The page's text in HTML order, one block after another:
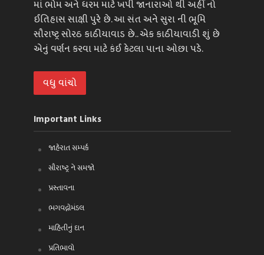
માં ભોમ અને ધરમ માટે ખપી જાનારાઓ થી અહીં નો
ઈતિહાસ સાક્ષી પુરે છે. આ સંત અને સુરા ની ભૂમિ
સૌરાષ્ટ્ર સોરઠ કાઠીયાવાડ છે.. એક કાઠીયાવાડી શું છે
એનું વર્ણન કરવા માટે કંઈ કેટલા પાના ઓછા પડે.
વધુ વાંચો
Important Links
જાહેરાત સમ્પર્ક
સૌરાષ્ટ્ર ને સમજો
પ્રસ્તાવના
ભગવદ્ગોમંડલ
માહિતીનું દાન
પ્રતિભાવો